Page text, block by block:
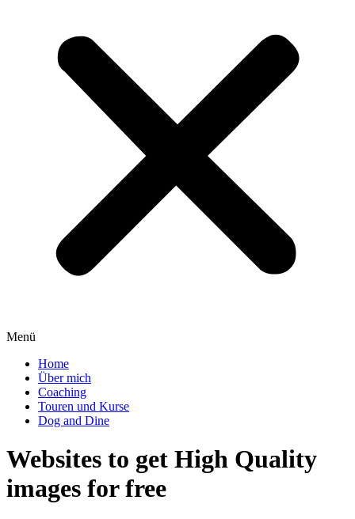
Menü
Home
Über mich
Coaching
Touren und Kurse
Dog and Dine
Websites to get High Quality
images for free